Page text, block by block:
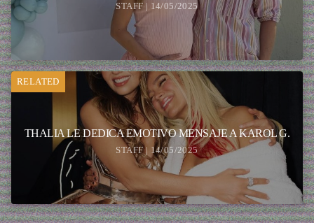
STAFF | 14/05/2025
RELATED
THALIA LE DEDICA EMOTIVO MENSAJE A KAROL G.
STAFF | 14/05/2025